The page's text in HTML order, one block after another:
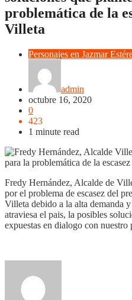
problemática de la
Villeta
Personajes en Jazmar
admin
octubre 16, 2020
0
423
1 minute read
Fredy Hernández, Alcalde de
por el problema de escasez del
Villeta debido a la alta demanda
atraviesa el pais, la posibles
expuestas en dialogo con